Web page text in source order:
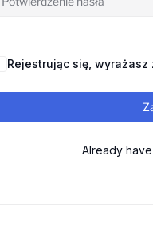
Rejestrując się, wyrażasz
Already